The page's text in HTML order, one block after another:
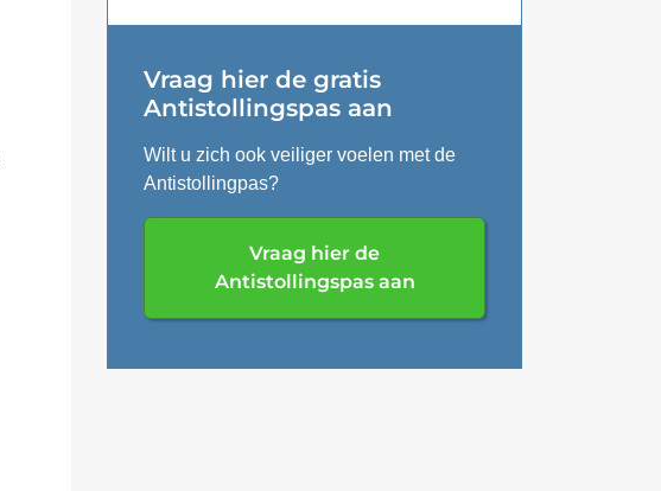
Vraag hier de gratis
Antistollingspas aan
Wilt u zich ook veiliger voelen met de
Antistollingpas?
Vraag hier de
Antistollingspas aan